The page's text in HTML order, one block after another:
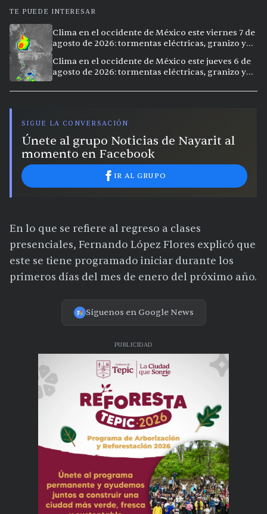
TE PUEDE INTERESAR
Clima en el occidente de México este viernes 7 de
agosto de 2026: tormentas eléctricas, granizo y
Clima en el occidente de México este jueves 6 de
agosto de 2026: tormentas eléctricas, granizo y
SIGUE LA CONVERSACIÓN
Únete al grupo Noticias de Nayarit al
momento en Facebook
IR AL GRUPO
En lo que se refiere al regreso a clases
presenciales, Fernando López Flores explicó que
este se tiene programado iniciar durante los
primeros días del mes de enero del próximo año.
Síguenos en Google News
PUBLICIDAD